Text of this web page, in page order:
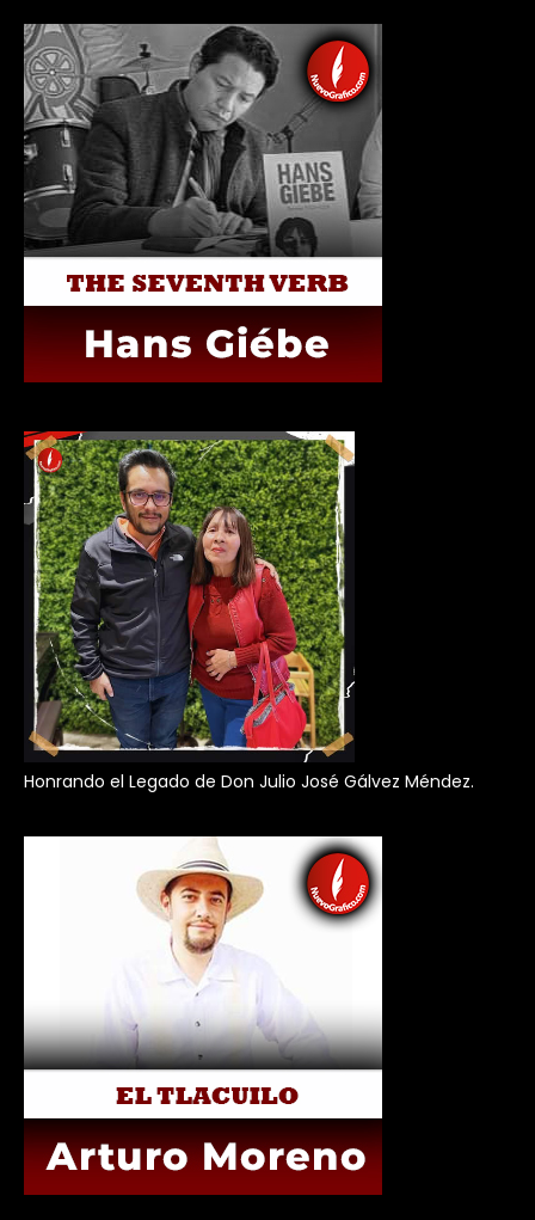
Honrando el Legado de Don Julio José Gálvez Méndez.